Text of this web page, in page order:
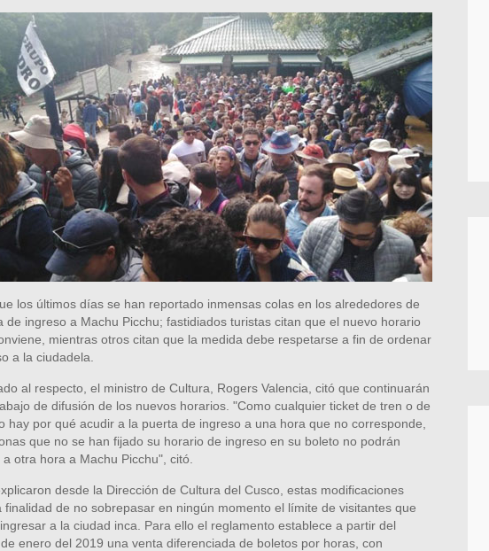
los últimos días se han reportado inmensas colas en los alrededores de
de ingreso a Machu Picchu; fastidiados turistas citan que el nuevo horario
mientras otros citan que la medida debe respetarse a fin de ordenar
a la ciudadela.
al respecto, el ministro de Cultura, Rogers Valencia, citó que continuarán
de difusión de los nuevos horarios. "Como cualquier ticket de tren o de
hay por qué acudir a la puerta de ingreso a una hora que no corresponde,
que no se han fijado su horario de ingreso en su boleto no podrán
otra hora a Machu Picchu", citó.
desde la Dirección de Cultura del Cusco, estas modificaciones
finalidad de no sobrepasar en ningún momento el límite de visitantes que
a la ciudad inca. Para ello el reglamento establece a partir del
enero del 2019 una venta diferenciada de boletos por horas, con